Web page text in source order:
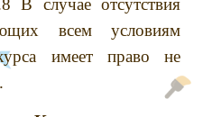
отсутствия
всем условиям
имеет право не